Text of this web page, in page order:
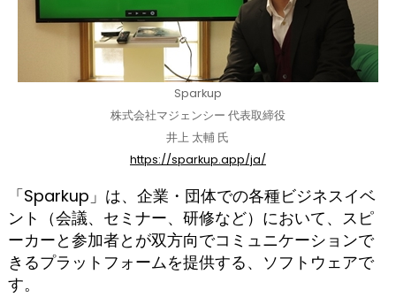
Sparkup
株式会社マジェンシー 代表取締役
井上 太輔 氏
https://sparkup.app/ja/
「Sparkup」は、企業・団体での各種ビジネスイベ
ント（会議、セミナー、研修など）において、スピ
ーカーと参加者とが双方向でコミュニケーションで
きるプラットフォームを提供する、ソフトウェアで
す。